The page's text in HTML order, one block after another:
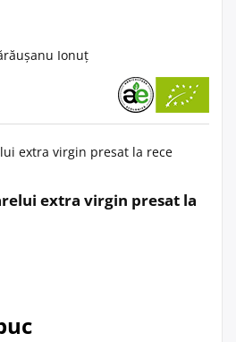
Ionuț
extra virgin presat la